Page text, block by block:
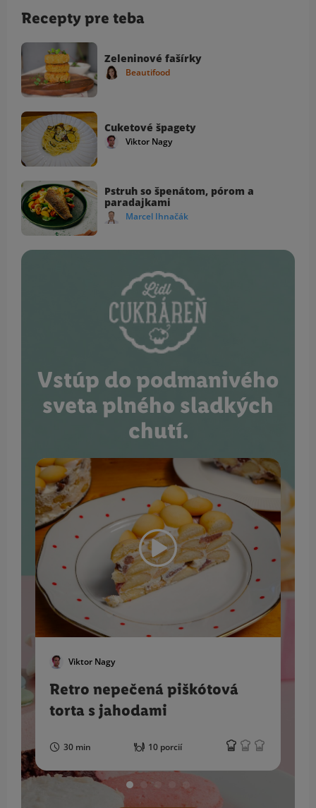
Recepty pre teba
Zeleninové fašírky
Beautifood
Cuketové špagety
Viktor Nagy
Pstruh so špenátom, pórom a
paradajkami
Marcel Ihnačák
Vstúp do podmanivého
sveta plného sladkých
chutí.
Viktor Nagy
Retro nepečená piškótová
torta s jahodami
30 min 10 porcií